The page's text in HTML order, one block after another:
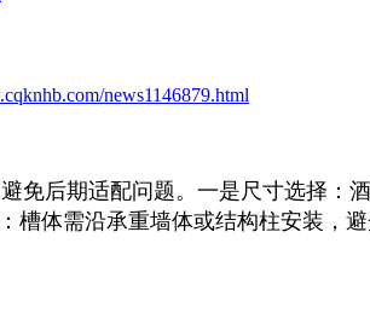
news1146879.html
免后期适配问题。一是尺寸选择：
槽体需沿承重墙体或结构柱安装，